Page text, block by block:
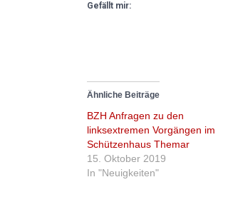
Gefällt mir:
Ähnliche Beiträge
BZH Anfragen zu den
linksextremen Vorgängen im
Schützenhaus Themar
15. Oktober 2019
In "Neuigkeiten"